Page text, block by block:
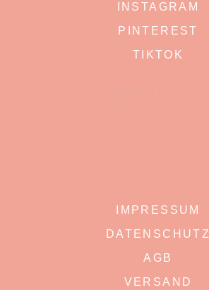
INSTAGRAM
PINTEREST
TIKTOK
IMPRESSUM
DATENSCHUTZ
AGB
VERSAND